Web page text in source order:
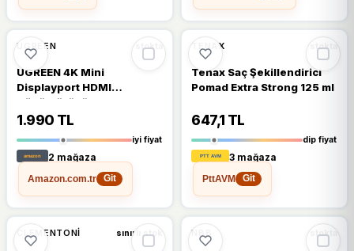
UGREEN stokta
UGREEN 4K Mini
Displayport HDMI
Dönüştürücü Kablo 3
Metre
1.990 TL
iyi fiyat
2 mağaza
Amazon.com.tr
Git
%6
TENAX stokta
Tenax Saç Şekillendirici
Pomad Extra Strong 125 ml
647,1 TL
dip fiyat
3 mağaza
PttAVM
Git
CLEMENTONI sınırlı stok %32 DÜŞTÜ
NBB stokta